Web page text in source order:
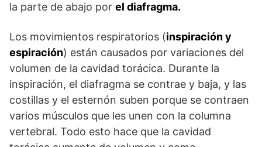
la parte de abajo por el diafragma.
Los movimientos respiratorios (inspiración y
espiración) están causados ​​por variaciones del
volumen de la cavidad torácica. Durante la
inspiración, el diafragma se contrae y baja, y las
costillas y el esternón suben porque se contraen
varios músculos que les unen con la columna
vertebral. Todo esto hace que la cavidad